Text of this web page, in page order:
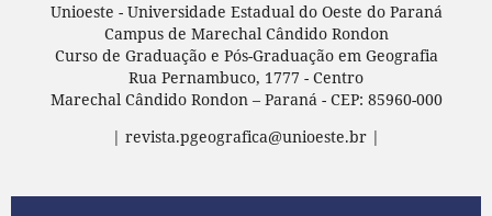
Unioeste - Universidade Estadual do Oeste do Paraná
Campus de Marechal Cândido Rondon
Curso de Graduação e Pós-Graduação em Geografia
Rua Pernambuco, 1777 - Centro
Marechal Cândido Rondon – Paraná - CEP: 85960-000
| revista.pgeografica@unioeste.br |